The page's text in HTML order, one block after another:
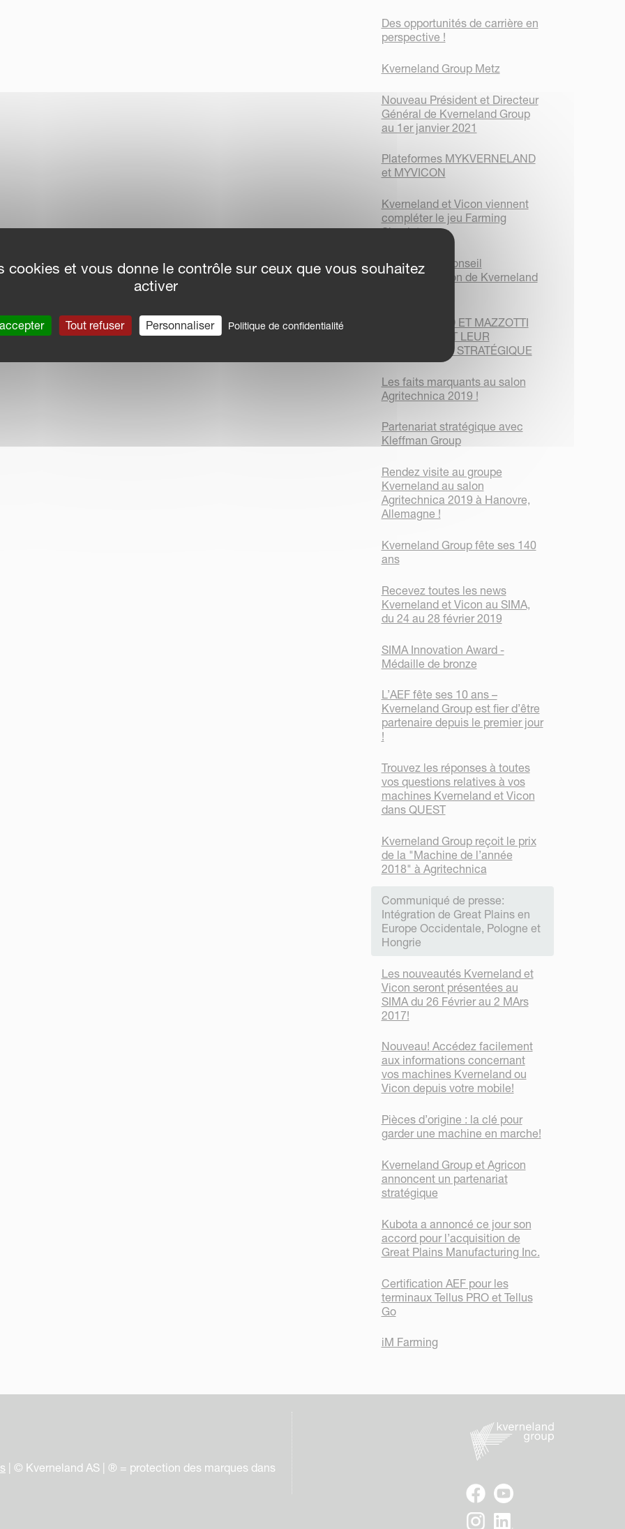
Des opportunités de carrière en
perspective !
Kverneland Group Metz
Nouveau Président et Directeur
Général de Kverneland Group
au 1er janvier 2021
Plateformes MYKVERNELAND
et MYVICON
Kverneland et Vicon viennent
compléter le jeu Farming
Simulator
Message du conseil
d’administration de Kverneland
KVERNELAND ET MAZZOTTI
PROLONGENT LEUR
PARTENARIAT STRATÉGIQUE
Les faits marquants au salon
Agritechnica 2019 !
Partenariat stratégique avec
Kleffman Group
Rendez visite au groupe
Kverneland au salon
Agritechnica 2019 à Hanovre,
Allemagne !
Kverneland Group fête ses 140
ans
Recevez toutes les news
Kverneland et Vicon au SIMA,
du 24 au 28 février 2019
SIMA Innovation Award -
Médaille de bronze
L’AEF fête ses 10 ans –
Kverneland Group est fier d’être
partenaire depuis le premier jour
!
Trouvez les réponses à toutes
vos questions relatives à vos
machines Kverneland et Vicon
dans QUEST
Kverneland Group reçoit le prix
de la "Machine de l’année
2018" à Agritechnica
Communiqué de presse:
Intégration de Great Plains en
Europe Occidentale, Pologne et
Hongrie
Les nouveautés Kverneland et
Vicon seront présentées au
SIMA du 26 Février au 2 MArs
2017!
Nouveau! Accédez facilement
aux informations concernant
vos machines Kverneland ou
Vicon depuis votre mobile!
Pièces d’origine : la clé pour
garder une machine en marche!
Kverneland Group et Agricon
annoncent un partenariat
stratégique
Kubota a annoncé ce jour son
accord pour l’acquisition de
Great Plains Manufacturing Inc.
Certification AEF pour les
terminaux Tellus PRO et Tellus
Go
iM Farming
| © Kverneland AS | ® = protection des marques dans
cookies et vous donne le contrôle sur ceux que vous souhaitez
activer
Tout refuser Personnaliser Politique de confidentialité